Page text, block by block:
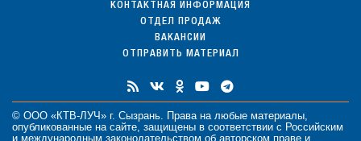
КОНТАКТНАЯ ИНФОРМАЦИЯ
ОТДЕЛ ПРОДАЖ
ВАКАНСИИ
ОТПРАВИТЬ МАТЕРИАЛ
© ООО «КТВ-ЛУЧ» г. Сызрань. Права на любые материалы,
опубликованные на сайте, защищены в соответствии с Российским
и международным законодательством об авторском праве и